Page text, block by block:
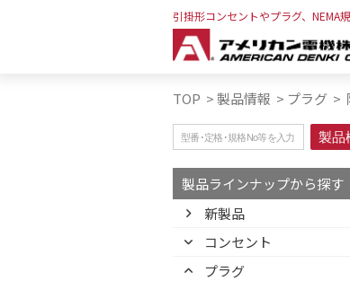
引掛形コンセントやプラグ、NEMA
TOP >製品情報 > プラグ >
製品ラインナップから探す
新製品
コンセント
プラグ